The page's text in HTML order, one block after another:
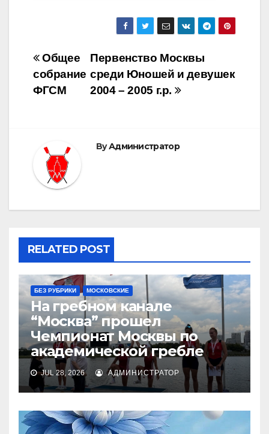
Post
navigation
Первенство Москвы
среди Юношей и девушек
2004 – 2005 г.р.
Общее
собрание
ФГСМ
ByАдминистратор
RELATED POST
БЕЗ РУБРИКИ МОСКОВСКИЕ
На гребном канале
“Москва” прошел
Чемпионат Москвы по
академической гребле
JUL 28, 2026 АДМИНИСТРАТОР